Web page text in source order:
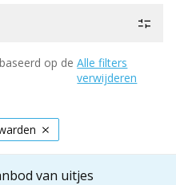
op de Alle filters
verwijderen
van uitjes